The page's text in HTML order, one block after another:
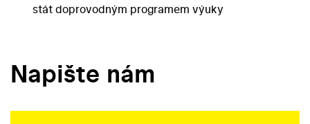
stát doprovodným programem výuky
Napište nám